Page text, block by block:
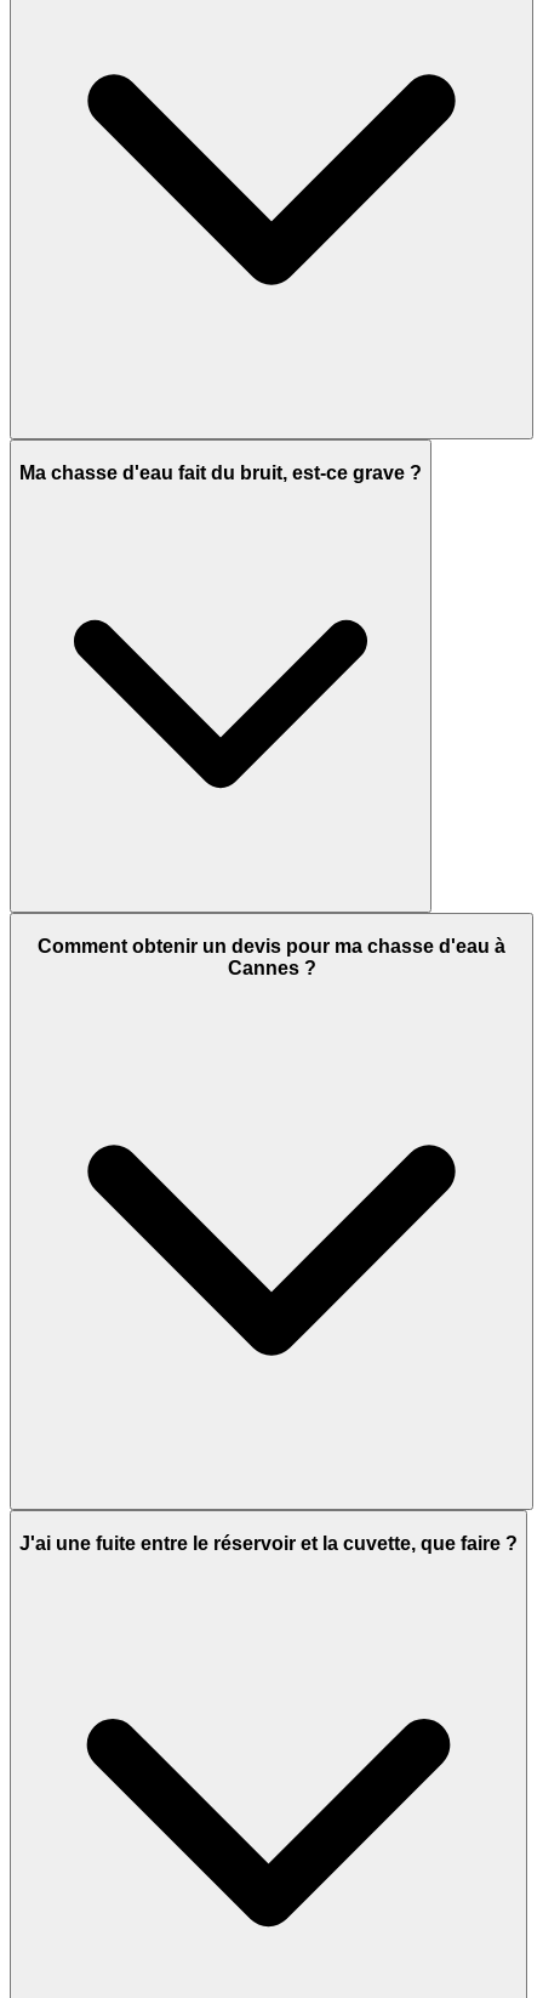
Ma chasse d'eau fait du bruit, est-ce grave ?
Comment obtenir un devis pour ma chasse d'eau à
Cannes ?
J'ai une fuite entre le réservoir et la cuvette, que faire ?